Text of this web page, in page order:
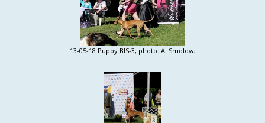
13-05-18 Puppy BIS-3, photo: A. Smolova